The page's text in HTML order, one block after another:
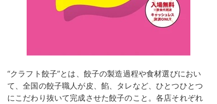
“クラフト餃子”とは、餃子の製造過程や食材選びにおい
て、全国の餃子職人が皮、餡、タレなど、ひとつひとつ
にこだわり抜いて完成させた餃子のこと。各店それぞれ